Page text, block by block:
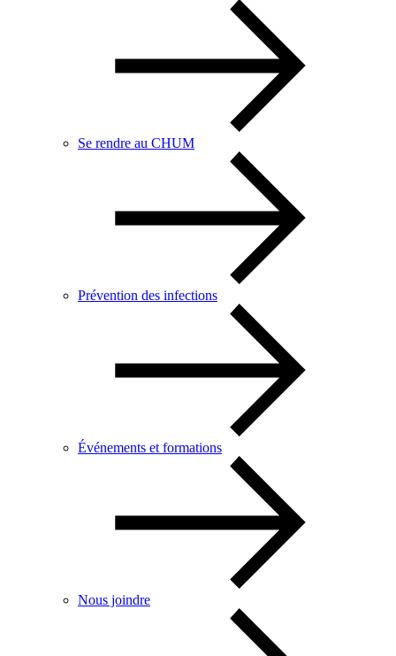
Se rendre au CHUM
Prévention des infections
Événements et formations
Nous joindre